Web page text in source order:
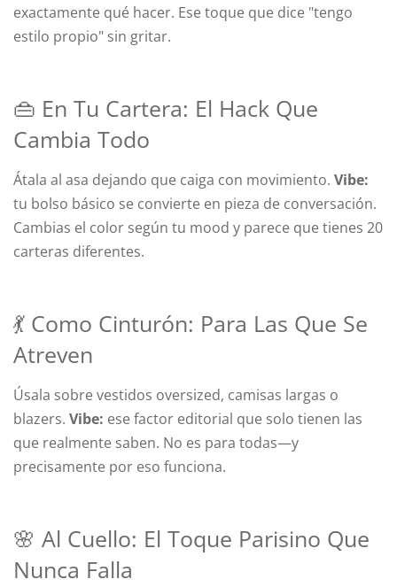
exactamente qué hacer. Ese toque que dice "tengo
estilo propio" sin gritar.
👜 En Tu Cartera: El Hack Que
Cambia Todo
Átala al asa dejando que caiga con movimiento. Vibe:
tu bolso básico se convierte en pieza de conversación.
Cambias el color según tu mood y parece que tienes 20
carteras diferentes.
💃 Como Cinturón: Para Las Que Se
Atreven
Úsala sobre vestidos oversized, camisas largas o
blazers. Vibe: ese factor editorial que solo tienen las
que realmente saben. No es para todas—y
precisamente por eso funciona.
🌸 Al Cuello: El Toque Parisino Que
Nunca Falla